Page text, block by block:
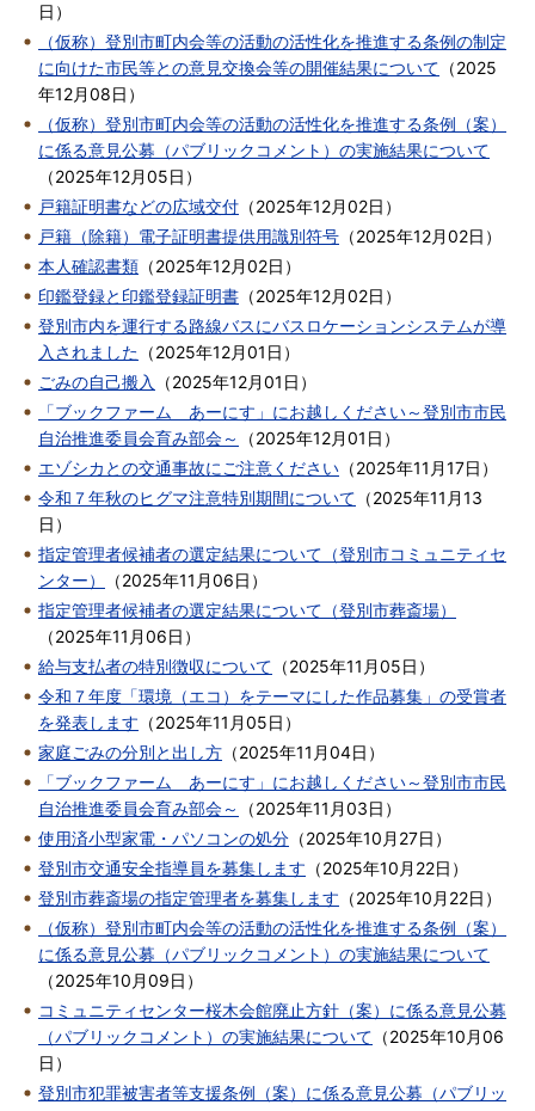
日 ）
（仮称）登別市町内会等の活動の活性化を推進する条例の制定
に向けた市民等との意見交換会等の開催結果について （2025
年12月08日 ）
（仮称）登別市町内会等の活動の活性化を推進する条例（案）
に係る意見公募（パブリックコメント）の実施結果について
（2025年12月05日 ）
戸籍証明書などの広域交付 （2025年12月02日 ）
戸籍（除籍）電子証明書提供用識別符号 （2025年12月02日 ）
本人確認書類 （2025年12月02日 ）
印鑑登録と印鑑登録証明書 （2025年12月02日 ）
登別市内を運行する路線バスにバスロケーションシステムが導
入されました （2025年12月01日 ）
ごみの自己搬入
（2025年12月01日 ）
「ブックファーム あーにす」にお越しください～登別市市民
自治推進委員会育み部会～
（2025年12月01日 ）
エゾシカとの交通事故にご注意ください （2025年11月17日 ）
令和７年秋のヒグマ注意特別期間について （2025年11月13
日 ）
指定管理者候補者の選定結果について（登別市コミュニティセ
ンター）
（2025年11月06日 ）
指定管理者候補者の選定結果について（登別市葬斎場）
（2025年11月06日 ）
給与支払者の特別徴収について （2025年11月05日 ）
令和７年度「環境（エコ）をテーマにした作品募集」の受賞者
を発表します （2025年11月05日 ）
家庭ごみの分別と出し方 （2025年11月04日 ）
「ブックファーム あーにす」にお越しください～登別市市民
自治推進委員会育み部会～
（2025年11月03日 ）
使用済小型家電・パソコンの処分 （2025年10月27日 ）
登別市交通安全指導員を募集します （2025年10月22日 ）
登別市葬斎場の指定管理者を募集します （2025年10月22日 ）
（仮称）登別市町内会等の活動の活性化を推進する条例（案）
に係る意見公募（パブリックコメント）の実施結果について
（2025年10月09日 ）
コミュニティセンター桜木会館廃止方針（案）に係る意見公募
（パブリックコメント）の実施結果について （2025年10月06
日 ）
登別市犯罪被害者等支援条例（案）に係る意見公募（パブリッ